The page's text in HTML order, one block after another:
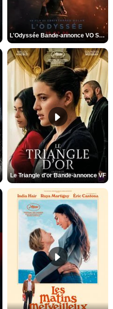
L'Odyssée Bande-annonce VO STFR
Le Triangle d'or Bande-annonce VF